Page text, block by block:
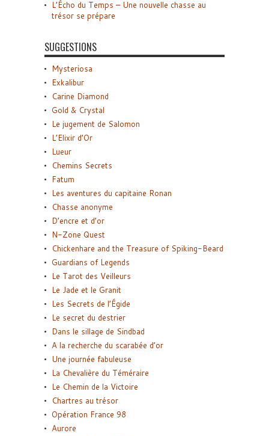
L’Écho du Temps – Une nouvelle chasse au
trésor se prépare
SUGGESTIONS
Mysteriosa
Exkalibur
Carine Diamond
Gold & Crystal
Le jugement de Salomon
L’Elixir d’Or
Lueur
Chemins Secrets
Fatum
Les aventures du capitaine Ronan
Chasse anonyme
D’encre et d’or
N-Zone Quest
Chickenhare and the Treasure of Spiking-Beard
Guardians of Legends
Le Tarot des Veilleurs
Le Jade et le Granit
Les Secrets de l’Égide
Le secret du destrier
Dans le sillage de Sindbad
A la recherche du scarabée d’or
Une journée fabuleuse
La Chevalière du Téméraire
Le Chemin de la Victoire
Chartres au trésor
Opération France 98
Aurore